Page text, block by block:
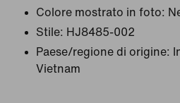
Colore mostrato in foto:
Stile: HJ8485-002
Paese/regione di origine:
Vietnam